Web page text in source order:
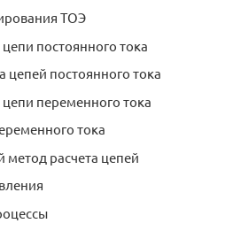
ТОЭ
постоянного тока
цепей постоянного тока
переменного тока
тока
метод расчета цепей